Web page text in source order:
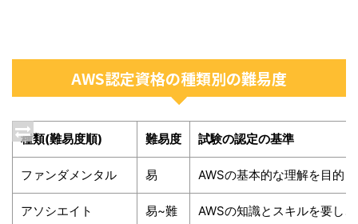
AWS認定資格の種類別の難易度
種類(難易度順) 難易度 試験の認定の基準
ファンダメンタル 易 AWSの基本的な理解を目的
アソシエイト 易~難 AWSの知識とスキルを要し